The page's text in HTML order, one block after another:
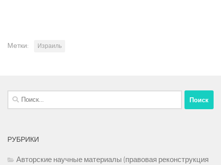
Метки: Израиль
Найти:
РУБРИКИ
Авторские научные материалы (правовая реконструкция